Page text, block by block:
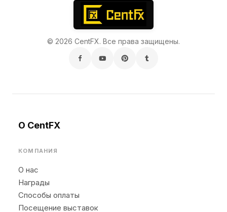
© 2026 CentFX. Все права защищены.
О CentFX
КОМПАНИЯ
О нас
Награды
Способы оплаты
Посещение выставок